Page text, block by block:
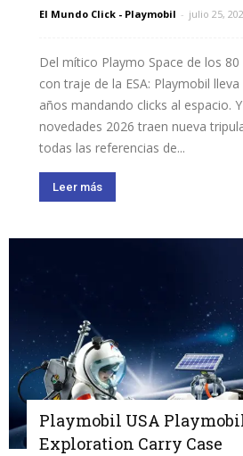
El Mundo Click - Playmobil - julio 25,
Del mítico Playmo Space de los
con traje de la ESA: Playmobil
años mandando clicks al espacio.
novedades 2026 traen nueva
todas las referencias de...
Leer más
Playmobil USA Playmobil
Exploration Carry Case